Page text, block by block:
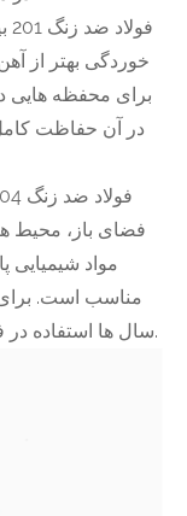
برای محفظه هایی
در آن حفاظت
فضای باز، محیط
مواد شیمیایی
مناسب است.
سال ها استفاده در فضای باز حفظ شود، انتخاب ساده ای است.